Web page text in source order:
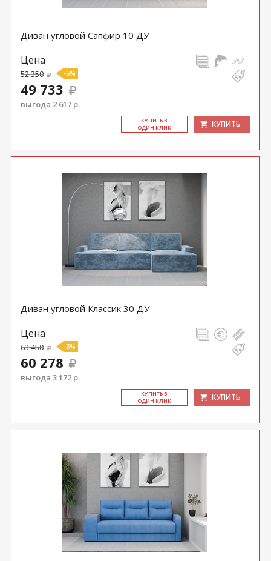
Диван угловой Сапфир 10 ДУ
Цена
52 350 -5%
49 733
выгода 2 617 р.
КУ­ПИТЬ В
ОДИН КЛИК
КУПИТЬ
Диван угловой Классик 30 ДУ
Цена
63 450 -5%
60 278
выгода 3 172 р.
КУ­ПИТЬ В
ОДИН КЛИК
КУПИТЬ